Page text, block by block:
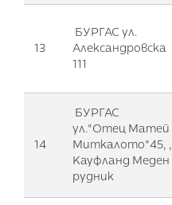
13
БУРГАС ул.
Александровска
111
14
БУРГАС
ул."Отец Матей
Миткалото"45, ,
Кауфланд Меден
рудник